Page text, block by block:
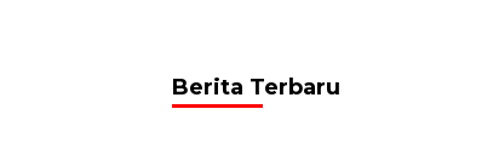
Berita Terbaru